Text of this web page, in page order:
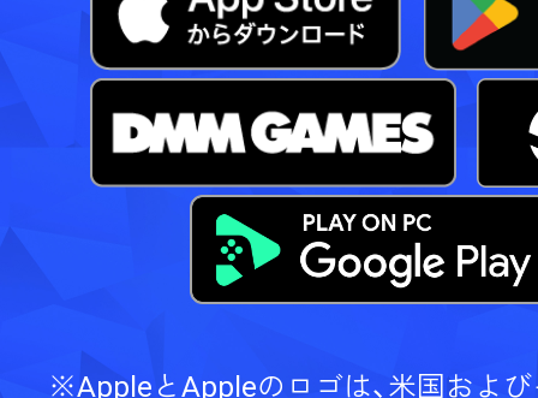
※AppleとAppleのロゴは、米国およ